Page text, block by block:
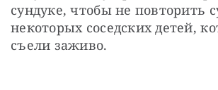
сундуке, чтобы не повторить
некоторых соседских детей,
съели заживо.